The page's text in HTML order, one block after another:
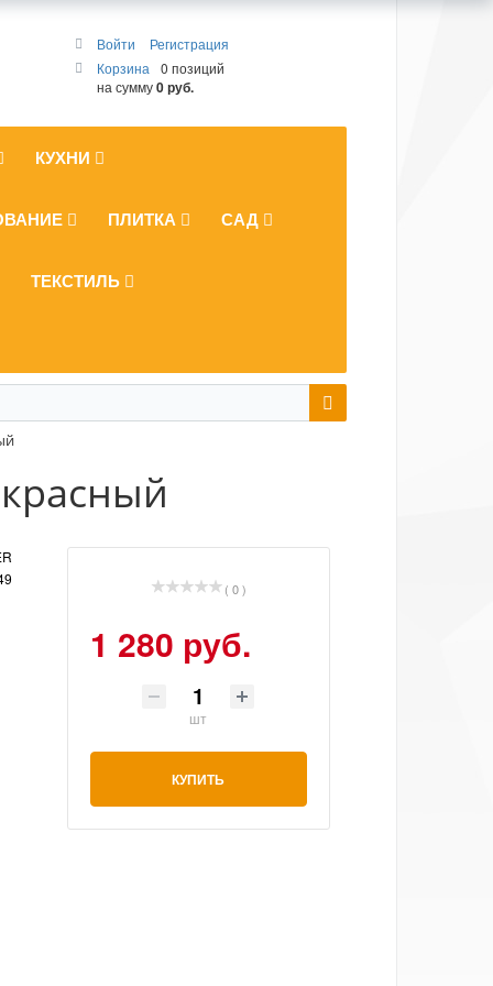
Войти
Регистрация
Корзина
0 позиций
на сумму0 руб.
КУХНИ
ПЛИТКА САД
ТЕКСТИЛЬ
( 0 )
1 280 руб.
шт
КУПИТЬ